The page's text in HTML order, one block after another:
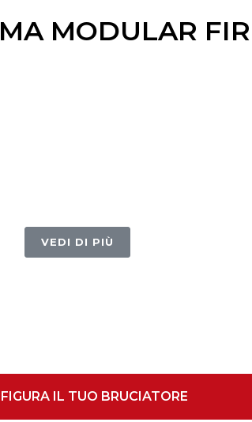
MODULAR
VEDI DI PIÙ
IL TUO BRUCIATORE